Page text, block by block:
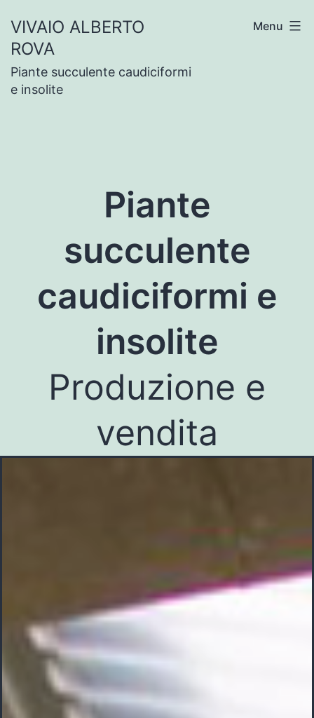
contenuto
VIVAIO ALBERTO
ROVA
Piante succulente caudiciformi
e insolite
Menu
Piante
succulente
caudiciformi e
insolite
Produzione e
vendita